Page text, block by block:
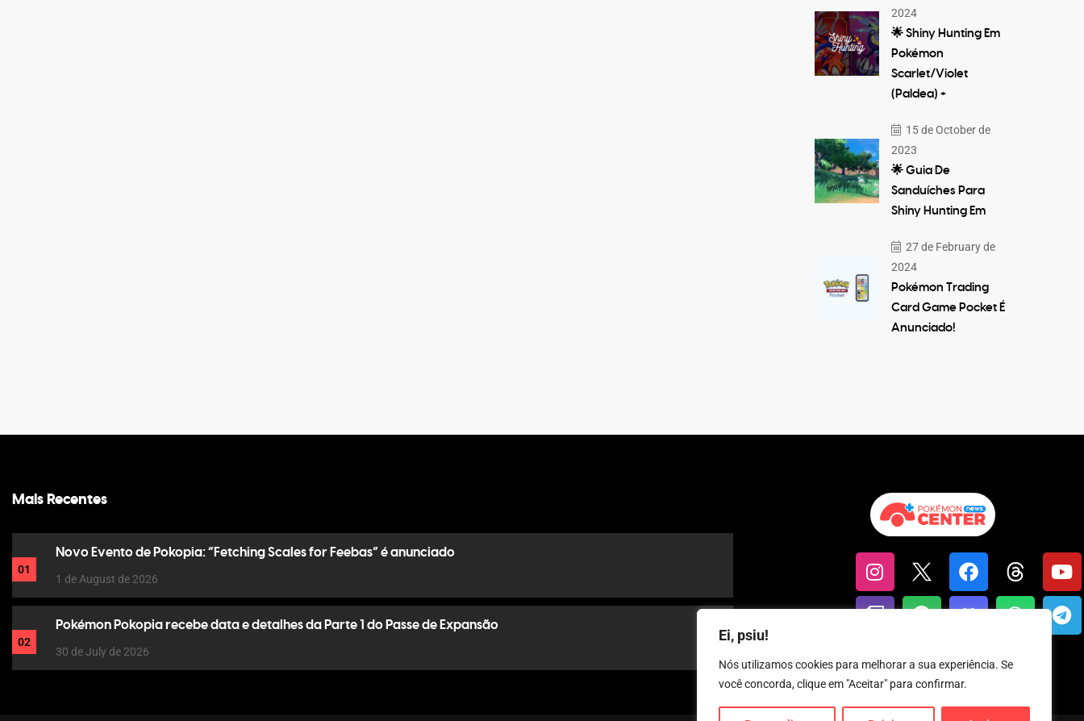
Ei, psiu!
Nós utilizamos cookies para melhorar a sua experiência. Se
você concorda, clique em "Aceitar" para confirmar.
2024
🌟 Shiny Hunting Em
Pokémon
Scarlet/Violet
(Paldea) +
15 de October de
2023
🌟 Guia De
Sanduíches Para
Shiny Hunting Em
27 de February de
2024
Pokémon Trading
Card Game Pocket É
Anunciado!
Mais Recentes
01
Novo Evento de Pokopia: “Fetching Scales for Feebas” é anunciado
1 de August de 2026
02
Pokémon Pokopia recebe data e detalhes da Parte 1 do Passe de Expansão
30 de July de 2026